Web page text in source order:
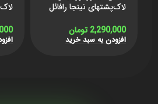
لاک‌پشتهای نینجا رافائل
2,290,000 تومان
افزودن به سبد خرید